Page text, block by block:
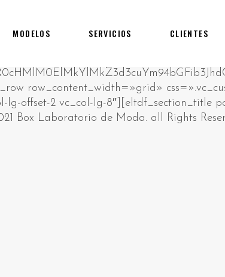
MODELOS SERVICIOS CLIENTES